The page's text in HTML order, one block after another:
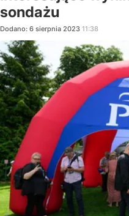
sondażu
Dodano: 6 sierpnia 2023 11:38